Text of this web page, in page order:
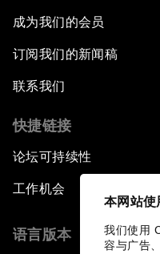
本网站
我们使用
容与广告
成为我们的会员
订阅我们的新闻稿
联系我们
快捷链接
论坛可持续性
工作机会
语言版本